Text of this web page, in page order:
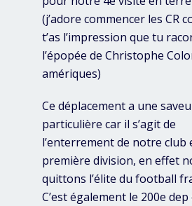
(j’adore commencer les CR
t’as l’impression que tu
l’épopée de Christophe
amériques)
Ce déplacement a une
particulière car il s’agit de
l’enterrement de notre club
première division, en effet
quittons l’élite du football
C’est également le 200e